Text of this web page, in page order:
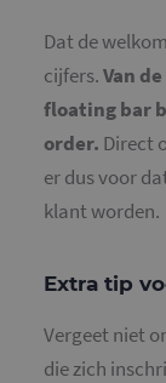
Dat de
cijfers.Van
floating bar
order. Direct
er dus voor
klant worden.
Extra tip
Vergeet niet
die zich